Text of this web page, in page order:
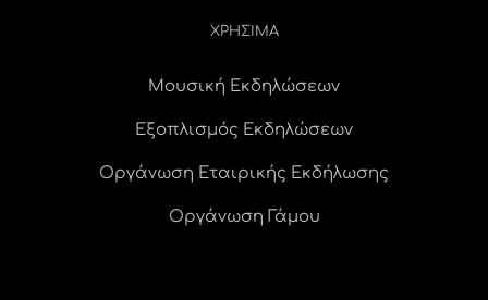
ΧΡΗΣΙΜΑ
Μουσική Εκδηλώσεων
Εξοπλισμός Εκδηλώσεων
Οργάνωση Εταιρικής Εκδήλωσης
Οργάνωση Γάμου